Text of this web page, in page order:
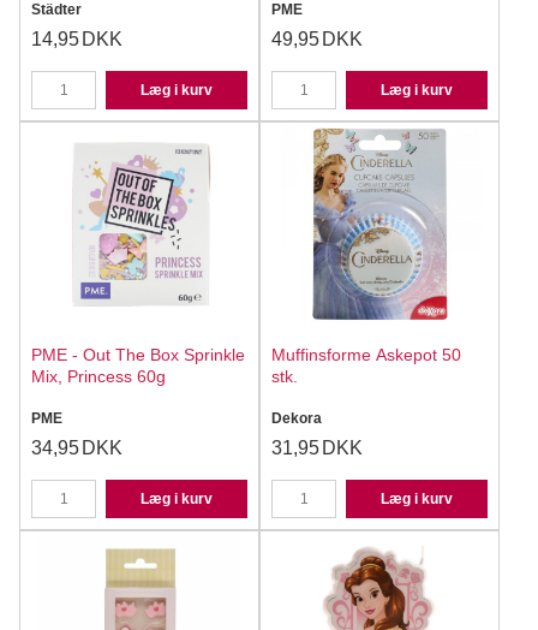
Städter
14,95 DKK
Læg i kurv
PME
49,95 DKK
Læg i kurv
PME - Out The Box Sprinkle
Mix, Princess 60g
PME
34,95 DKK
Læg i kurv
Muffinsforme Askepot 50
stk.
Dekora
31,95 DKK
Læg i kurv